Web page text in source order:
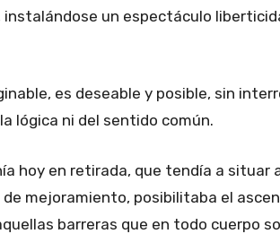
instalándose un espectáculo
es deseable y posible, sin
lógica ni del sentido común.
hoy en retirada, que tendía a situar
de mejoramiento, posibilitaba el
barreras que en todo cuerpo